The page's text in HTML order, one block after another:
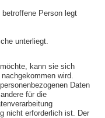
Person legt
unterliegt.
kann sie sich
wird.
Daten
für die
nicht erforderlich ist. Der